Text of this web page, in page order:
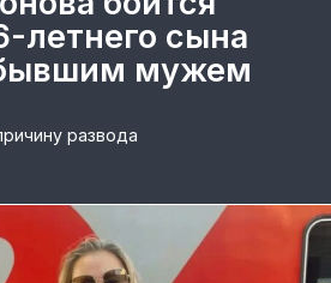
летнего сына
мужем
развода